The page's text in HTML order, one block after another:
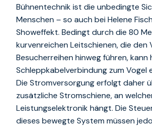
Bühnentechnik ist die unbedingte
Menschen – so auch bei Helene
Showeffekt. Bedingt durch die 80
kurvenreichen Leitschienen, die den
Besucherreihen hinweg führen, kann
Schleppkabelverbindung zum Vogel
Die Stromversorgung erfolgt daher
zusätzliche Stromschiene, an
Leistungselektronik hängt. Die
dieses bewegte System müssen